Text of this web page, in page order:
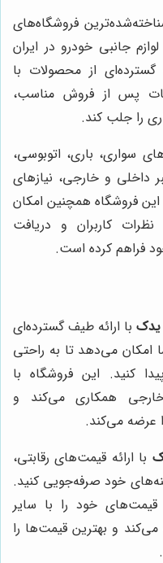
فروشگاه‌های
جانبی خودرو در ایران
از محصولات با
پس از فروش مناسب،
را جلب کند.
سواری، باری، اتوبوسی،
داخلی و خارجی، نیازهای
فروشگاه همچنین امکان
کاربران و دریافت
فراهم کرده است.
با ارائه طیف گسترده‌ای
امکان می‌دهد تا به راحتی
کنید. این فروشگاه با
همکاری می‌کند و
عرضه می‌کند.
با ارائه قیمت‌های رقابتی،
خود صرفه‌جویی کنید.
خود را با سایر
می‌کند و بهترین قیمت‌ها را